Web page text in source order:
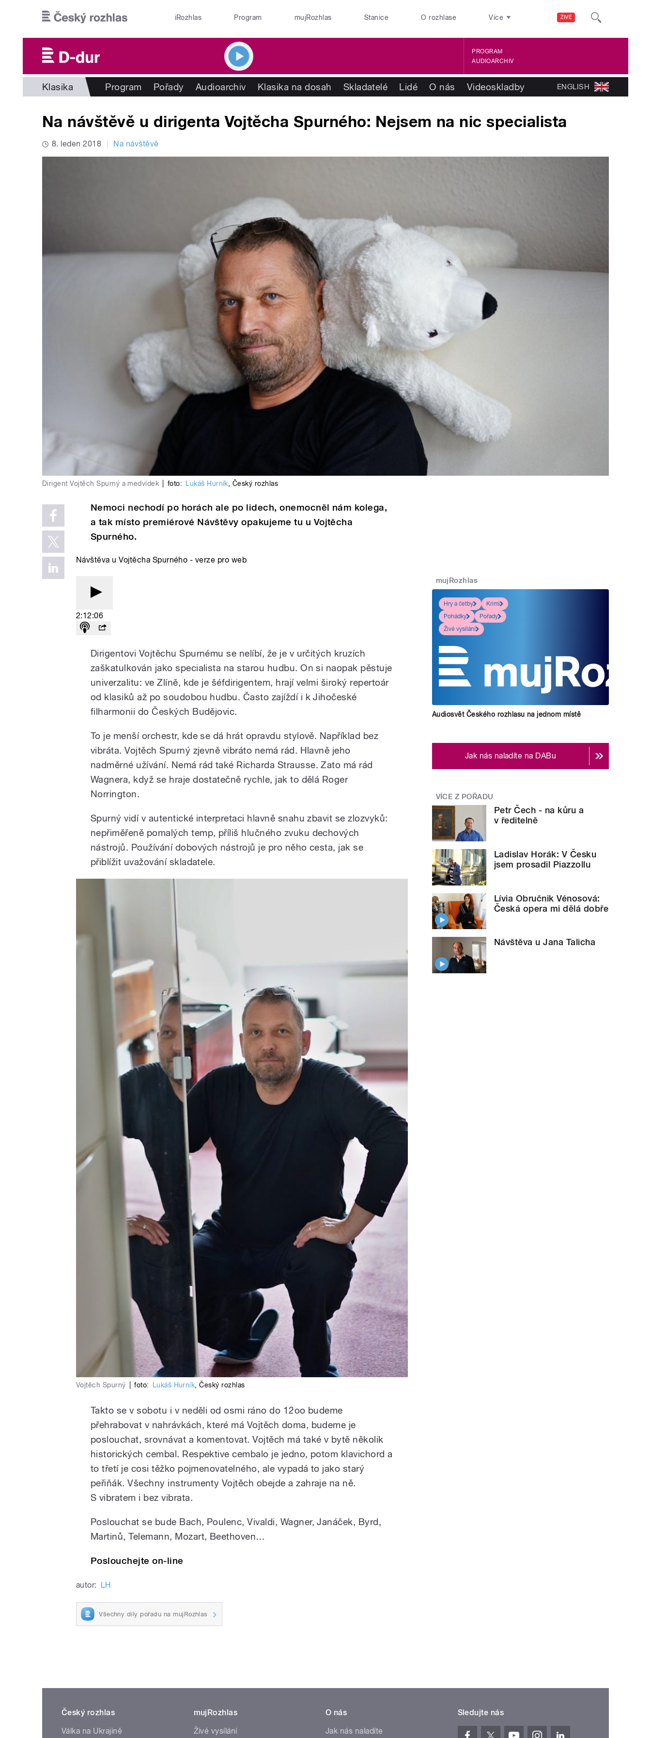
ŽIVĚ
iRozhlas Program mujRozhlas Stanice O rozhlase Více
PROGRAM
AUDIOARCHIV
Klasika Program Pořady Audioarchiv Klasika na dosah Skladatelé Lidé O nás Videoskladby ENGLISH
Na návštěvě u dirigenta Vojtěcha Spurného: Nejsem na nic specialista
8. leden 2018 Na návštěvě
Dirigent Vojtěch Spurný a medvídek foto: Lukáš Hurník, Český rozhlas
Nemoci nechodí po horách ale po lidech, onemocněl nám kolega,
a tak místo premiérové Návštěvy opakujeme tu u Vojtěcha
Spurného.
Návštěva u Vojtěcha Spurného - verze pro web
2:12:06
Dirigentovi Vojtěchu Spurnému se nelíbí, že je v určitých kruzích
zaškatulkován jako specialista na starou hudbu. On si naopak pěstuje
univerzalitu: ve Zlíně, kde je šéfdirigentem, hrají velmi široký repertoár
od klasiků až po soudobou hudbu. Často zajíždí i k Jihočeské
filharmonii do Českých Budějovic.
To je menší orchestr, kde se dá hrát opravdu stylově. Například bez
vibráta. Vojtěch Spurný zjevně vibráto nemá rád. Hlavně jeho
nadměrné užívání. Nemá rád také Richarda Strausse. Zato má rád
Wagnera, když se hraje dostatečně rychle, jak to dělá Roger
Norrington.
Spurný vidí v autentické interpretaci hlavně snahu zbavit se zlozvyků:
nepřiměřeně pomalých temp, příliš hlučného zvuku dechových
nástrojů. Používání dobových nástrojů je pro něho cesta, jak se
přiblížit uvažování skladatele.
Vojtěch Spurný foto: Lukáš Hurník,Český rozhlas
Takto se v sobotu i v neděli od osmi ráno do 12oo budeme
přehrabovat v nahrávkách, které má Vojtěch doma, budeme je
poslouchat, srovnávat a komentovat. Vojtěch má také v bytě několik
historických cembal. Respektive cembalo je jedno, potom klavichord a
to třetí je cosi těžko pojmenovatelného, ale vypadá to jako starý
peřiňák. Všechny instrumenty Vojtěch obejde a zahraje na ně.
S vibratem i bez vibrata.
Poslouchat se bude Bach, Poulenc, Vivaldi, Wagner, Janáček, Byrd,
Martinů, Telemann, Mozart, Beethoven…
Poslouchejte on-line
autor: LH
Všechny díly pořadu na mujRozhlas
mujRozhlas
Hry a četby
Krimi
Pohádky
Pořady
Živé vysílání
Audiosvět Českého rozhlasu na jednom místě
Jak nás naladíte na DABu
VÍCE Z POŘADU
Petr Čech - na kůru a
v ředitelně
Ladislav Horák: V Česku
jsem prosadil Piazzollu
Lívia Obručnik Vénosová:
Česká opera mi dělá dobře
Návštěva u Jana Talicha
Český rozhlas
Válka na Ukrajině
mujRozhlas
Živé vysílání
O nás
Jak nás naladíte
Sledujte nás